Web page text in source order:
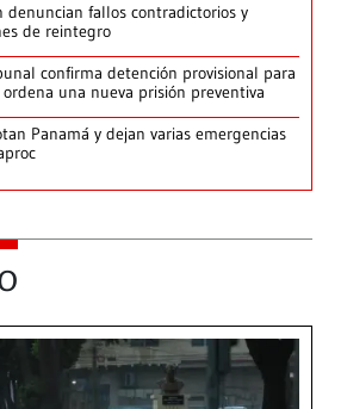
denuncian fallos contradictorios y
de reintegro
confirma detención provisional para
una nueva prisión preventiva
Panamá y dejan varias emergencias